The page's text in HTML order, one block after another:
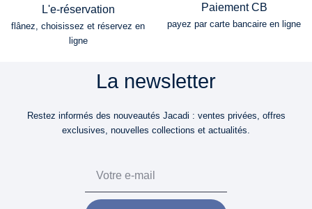
L'e-réservation
flânez, choisissez et réservez en
ligne
Paiement CB
payez par carte bancaire en ligne
La newsletter
Restez informés des nouveautés Jacadi : ventes privées, offres
exclusives, nouvelles collections et actualités.